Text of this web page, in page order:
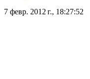
7 февр. 2012 г., 18:27:52